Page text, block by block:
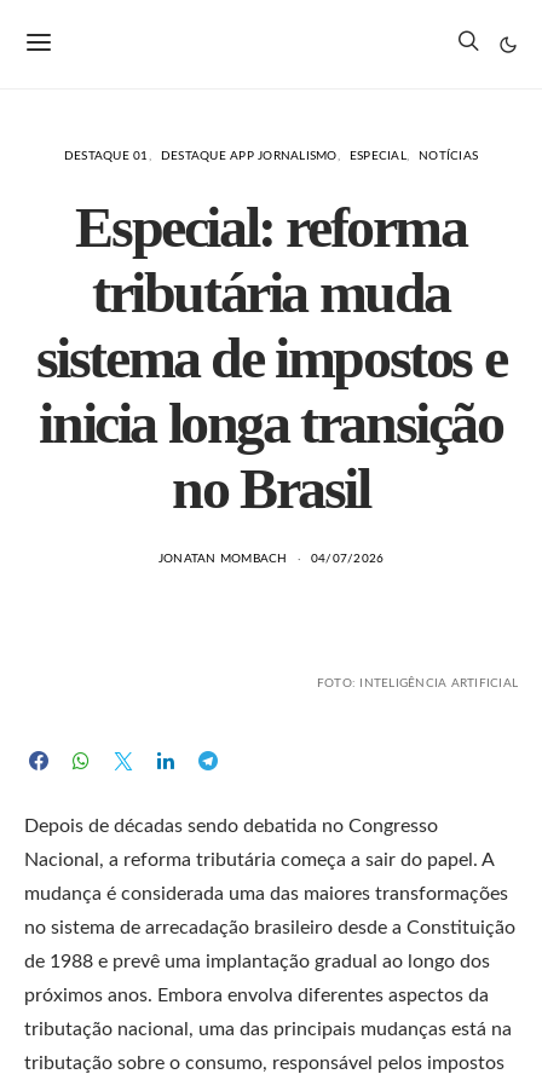
DESTAQUE 01 DESTAQUE APP JORNALISMO ESPECIAL NOTÍCIAS
Especial: reforma
tributária muda
sistema de impostos e
inicia longa transição
no Brasil
JONATAN MOMBACH 04/07/2026
FOTO: INTELIGÊNCIA ARTIFICIAL
Depois de décadas sendo debatida no Congresso
Nacional, a reforma tributária começa a sair do papel. A
mudança é considerada uma das maiores transformações
no sistema de arrecadação brasileiro desde a Constituição
de 1988 e prevê uma implantação gradual ao longo dos
próximos anos. Embora envolva diferentes aspectos da
tributação nacional, uma das principais mudanças está na
tributação sobre o consumo, responsável pelos impostos